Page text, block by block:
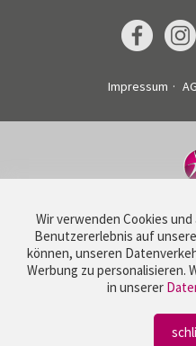
Wir verwenden Cookies
Benutzererlebnis auf
können, unseren
Werbung zu personalisieren.
in unserer
Impressum
©
5728
T+41 62